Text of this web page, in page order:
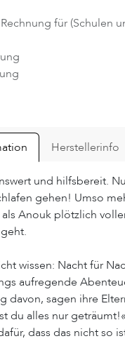
für (Schulen
Herstellerinfo
und hilfsbereit.
gehen! Umso
Anouk plötzlich
wissen: Nacht für
aufregende
davon, sagen ihre
du alles nur
dass das nicht so